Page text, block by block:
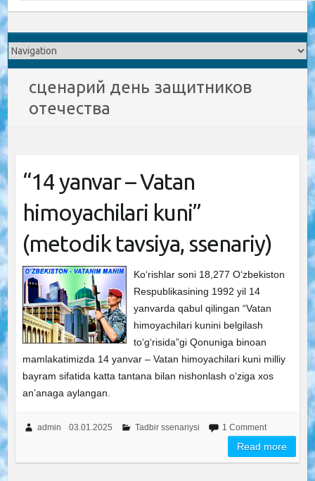
сценарий день защитников
отечества
“14 yanvar – Vatan
himoyachilari kuni”
(metodik tavsiya, ssenariy)
Ko‘rishlar soni 18,277 O‘zbekiston
Respublikasining 1992 yil 14
yanvarda qabul qilingan “Vatan
himoyachilari kunini belgilash
to‘g‘risida”gi Qonuniga binoan
mamlakatimizda 14 yanvar – Vatan himoyachilari kuni milliy
bayram sifatida katta tantana bilan nishonlash o‘ziga xos
an’anaga aylangan.
admin 03.01.2025 Tadbir ssenariysi 1 Comment
Read more